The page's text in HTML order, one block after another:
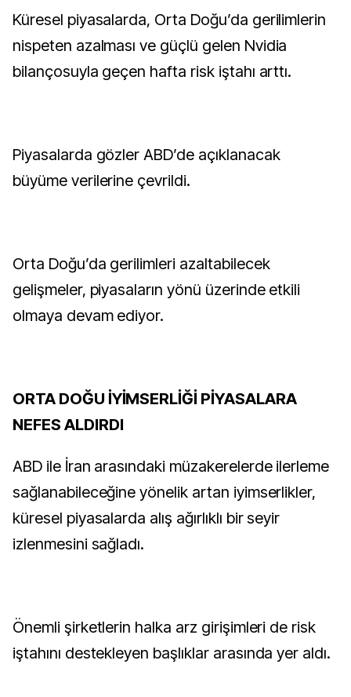
Küresel piyasalarda, Orta Doğu’da gerilimlerin
nispeten azalması ve güçlü gelen Nvidia
bilançosuyla geçen hafta risk iştahı arttı.
Piyasalarda gözler ABD’de açıklanacak
büyüme verilerine çevrildi.
Orta Doğu’da gerilimleri azaltabilecek
gelişmeler, piyasaların yönü üzerinde etkili
olmaya devam ediyor.
ORTA DOĞU İYİMSERLİĞİ PİYASALARA
NEFES ALDIRDI
ABD ile İran arasındaki müzakerelerde ilerleme
sağlanabileceğine yönelik artan iyimserlikler,
küresel piyasalarda alış ağırlıklı bir seyir
izlenmesini sağladı.
Önemli şirketlerin halka arz girişimleri de risk
iştahını destekleyen başlıklar arasında yer aldı.